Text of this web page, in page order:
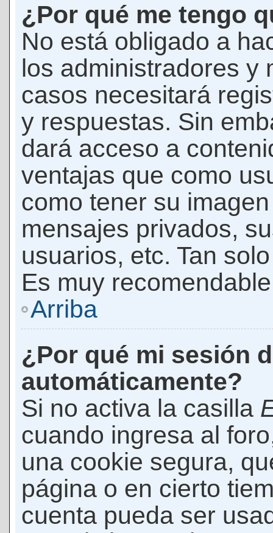
¿Por qué me tengo
No está obligado a
los administradores y
casos necesitará
y respuestas. Sin
dará acceso a
ventajas que como
como tener su
mensajes privados,
usuarios, etc. Tan
Es muy
Arriba
¿Por qué mi sesión
automáticamente?
Si no activa la casilla
cuando ingresa al
una cookie segura,
página o en cierto
cuenta pueda ser